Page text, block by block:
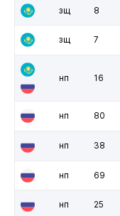
зщ 8
зщ 7
нп 16
нп 80
нп 38
нп 69
нп 25